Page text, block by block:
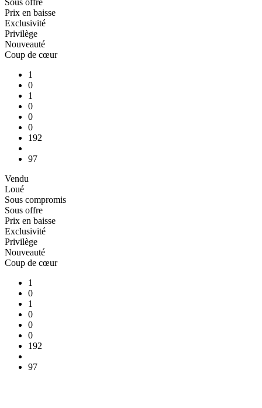
Prix en baisse
Exclusivité
Privilège
Nouveauté
Coup de cœur
1
0
1
0
0
0
192
97
Vendu
Loué
Sous compromis
Sous offre
Prix en baisse
Exclusivité
Privilège
Nouveauté
Coup de cœur
1
0
1
0
0
0
192
97